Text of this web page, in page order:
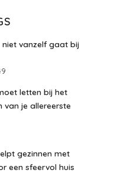
niet vanzelf gaat bij
letten bij het
van je allereerste
gezinnen met
een sfeervol huis